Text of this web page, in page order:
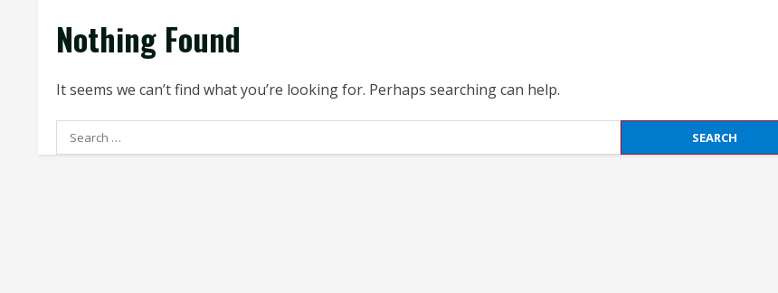
Nothing Found
It seems we can’t find what you’re looking for. Perhaps searching can help.
Search
for: